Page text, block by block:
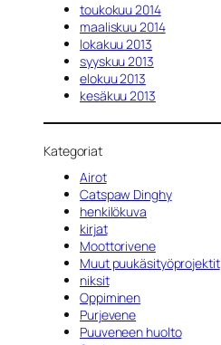
toukokuu 2014
maaliskuu 2014
lokakuu 2013
syyskuu 2013
elokuu 2013
kesäkuu 2013
Kategoriat
Airot
Catspaw Dinghy
henkilökuva
kirjat
Moottorivene
Muut puukäsityöprojektit
niksit
Oppiminen
Purjevene
Puuveneen huolto